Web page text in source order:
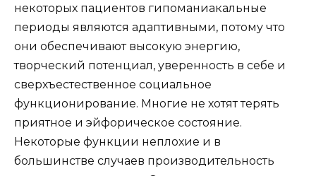
некоторых пациентов гипоманиакальные
периоды являются адаптивными, потому что
они обеспечивают высокую энергию,
творческий потенциал, уверенность в себе и
сверхъестественное социальное
функционирование. Многие не хотят терять
приятное и эйфорическое состояние.
Некоторые функции неплохие и в
большинстве случаев производительность